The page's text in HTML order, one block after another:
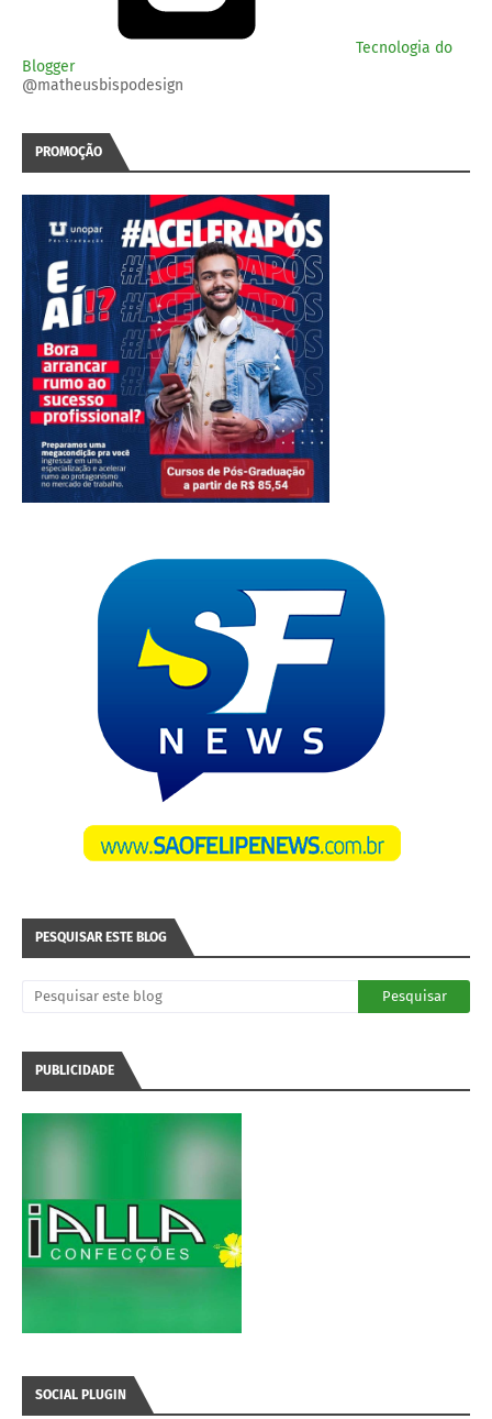
Tecnologia do
Blogger
@matheusbispodesign
PROMOÇÃO
PESQUISAR ESTE BLOG
PUBLICIDADE
SOCIAL PLUGIN